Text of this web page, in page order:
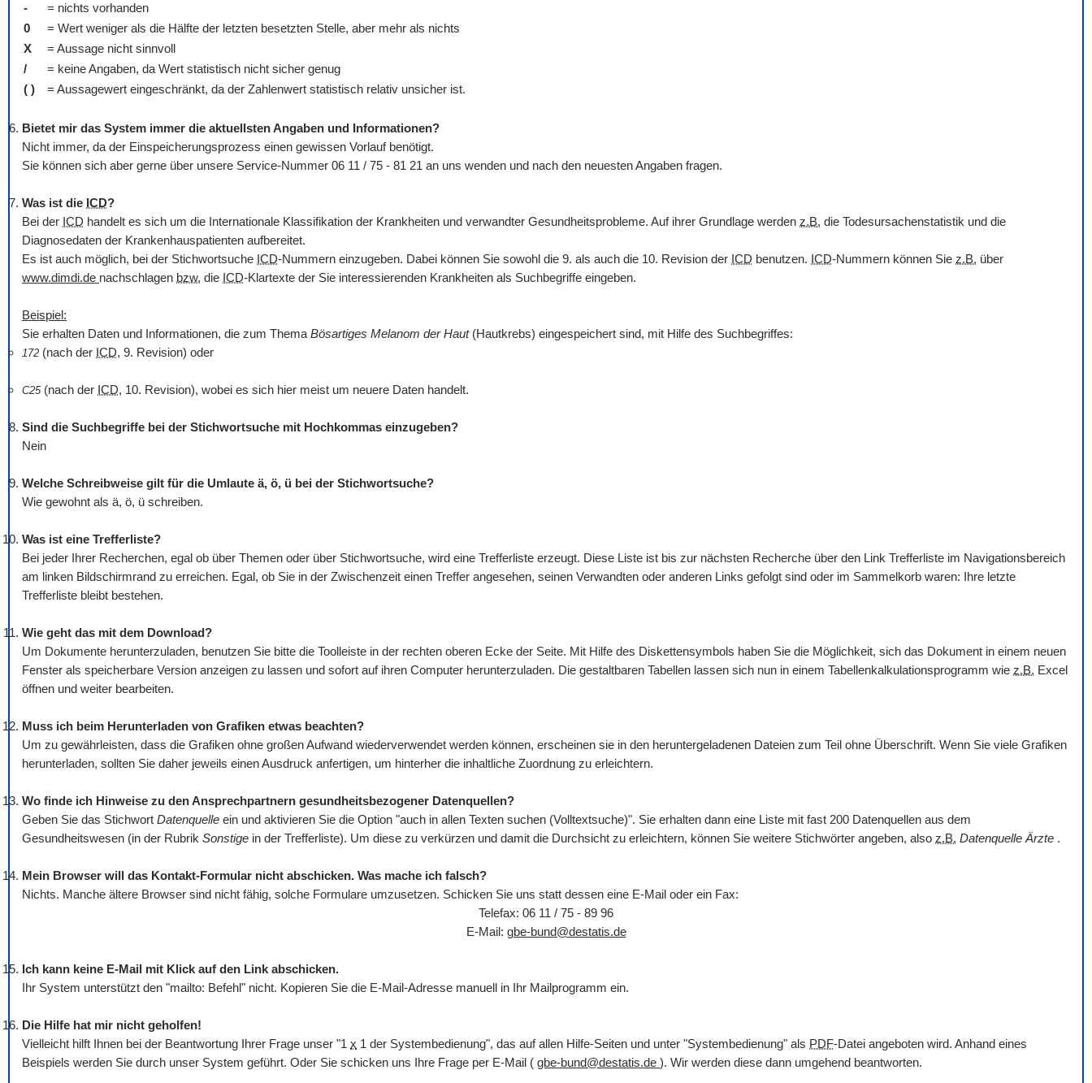
-
= nichts vorhanden
0
= Wert weniger als die Hälfte der letzten besetzten Stelle, aber mehr als nichts
X
= Aussage nicht sinnvoll
/
= keine Angaben, da Wert statistisch nicht sicher genug
( )
= Aussagewert eingeschränkt, da der Zahlenwert statistisch relativ unsicher ist.
Bietet mir das System immer die aktuellsten Angaben und Informationen?
Nicht immer, da der Einspeicherungsprozess einen gewissen Vorlauf benötigt.
Sie können sich aber gerne über unsere Service-Nummer 06 11 / 75 - 81 21 an uns wenden und nach den neuesten Angaben fragen.
Was ist die ICD?
Bei der ICD handelt es sich um die Internationale Klassifikation der Krankheiten und verwandter Gesundheitsprobleme. Auf ihrer Grundlage werden z.B. die Todesursachenstatistik und die
Diagnosedaten der Krankenhauspatienten aufbereitet.
Es ist auch möglich, bei der Stichwortsuche ICD-Nummern einzugeben. Dabei können Sie sowohl die 9. als auch die 10. Revision der ICD benutzen. ICD-Nummern können Sie z.B. über
www.dimdi.de nachschlagen bzw. die ICD-Klartexte der Sie interessierenden Krankheiten als Suchbegriffe eingeben.
Beispiel:
Sie erhalten Daten und Informationen, die zum Thema Bösartiges Melanom der Haut (Hautkrebs) eingespeichert sind, mit Hilfe des Suchbegriffes:
172 (nach der ICD, 9. Revision) oder
C25 (nach der ICD, 10. Revision), wobei es sich hier meist um neuere Daten handelt.
Sind die Suchbegriffe bei der Stichwortsuche mit Hochkommas einzugeben?
Nein
Welche Schreibweise gilt für die Umlaute ä, ö, ü bei der Stichwortsuche?
Wie gewohnt als ä, ö, ü schreiben.
Was ist eine Trefferliste?
Bei jeder Ihrer Recherchen, egal ob über Themen oder über Stichwortsuche, wird eine Trefferliste erzeugt. Diese Liste ist bis zur nächsten Recherche über den Link Trefferliste im Navigationsbereich
am linken Bildschirmrand zu erreichen. Egal, ob Sie in der Zwischenzeit einen Treffer angesehen, seinen Verwandten oder anderen Links gefolgt sind oder im Sammelkorb waren: Ihre letzte
Trefferliste bleibt bestehen.
Wie geht das mit dem Download?
Um Dokumente herunterzuladen, benutzen Sie bitte die Toolleiste in der rechten oberen Ecke der Seite. Mit Hilfe des Diskettensymbols haben Sie die Möglichkeit, sich das Dokument in einem neuen
Fenster als speicherbare Version anzeigen zu lassen und sofort auf ihren Computer herunterzuladen. Die gestaltbaren Tabellen lassen sich nun in einem Tabellenkalkulationsprogramm wie z.B. Excel
öffnen und weiter bearbeiten.
Muss ich beim Herunterladen von Grafiken etwas beachten?
Um zu gewährleisten, dass die Grafiken ohne großen Aufwand wiederverwendet werden können, erscheinen sie in den heruntergeladenen Dateien zum Teil ohne Überschrift. Wenn Sie viele Grafiken
herunterladen, sollten Sie daher jeweils einen Ausdruck anfertigen, um hinterher die inhaltliche Zuordnung zu erleichtern.
Wo finde ich Hinweise zu den Ansprechpartnern gesundheitsbezogener Datenquellen?
Geben Sie das Stichwort Datenquelle ein und aktivieren Sie die Option "auch in allen Texten suchen (Volltextsuche)". Sie erhalten dann eine Liste mit fast 200 Datenquellen aus dem
Gesundheitswesen (in der Rubrik Sonstige in der Trefferliste). Um diese zu verkürzen und damit die Durchsicht zu erleichtern, können Sie weitere Stichwörter angeben, also z.B. Datenquelle Ärzte .
Mein Browser will das Kontakt-Formular nicht abschicken. Was mache ich falsch?
Nichts. Manche ältere Browser sind nicht fähig, solche Formulare umzusetzen. Schicken Sie uns statt dessen eine E-Mail oder ein Fax:
Telefax: 06 11 / 75 - 89 96
E-Mail: gbe-bund@destatis.de
Ich kann keine E-Mail mit Klick auf den Link abschicken.
Ihr System unterstützt den "mailto: Befehl" nicht. Kopieren Sie die E-Mail-Adresse manuell in Ihr Mailprogramm ein.
Die Hilfe hat mir nicht geholfen!
Vielleicht hilft Ihnen bei der Beantwortung Ihrer Frage unser "1 x 1 der Systembedienung", das auf allen Hilfe-Seiten und unter "Systembedienung" als PDF-Datei angeboten wird. Anhand eines
Beispiels werden Sie durch unser System geführt. Oder Sie schicken uns Ihre Frage per E-Mail ( gbe-bund@destatis.de ). Wir werden diese dann umgehend beantworten.